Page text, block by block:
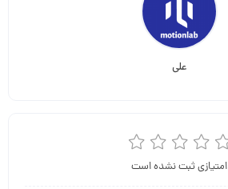
علی
امتیازی ثبت نشده است